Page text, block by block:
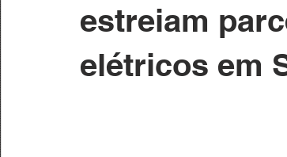
estreiam
elétricos em